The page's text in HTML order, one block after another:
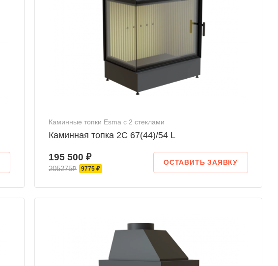
Каминные топки Esma с 2 стеклами
Каминная топка 2С 67(44)/54 L
195 500 ₽
205275₽ 9775 ₽
ОСТАВИТЬ ЗАЯВКУ